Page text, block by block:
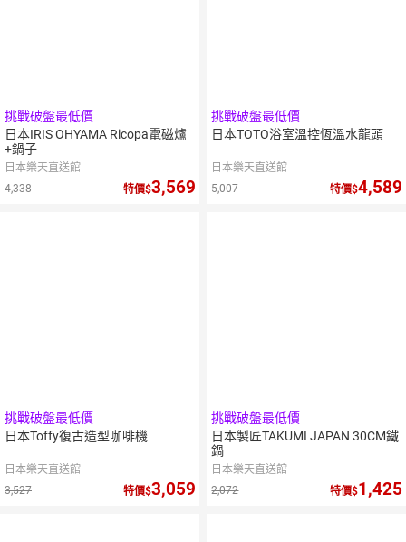
挑戰破盤最低價
日本IRIS OHYAMA Ricopa電磁爐
+鍋子
日本樂天直送館
4,338
特價 3,569
挑戰破盤最低價
日本TOTO浴室溫控恆溫水龍頭
日本樂天直送館
5,007
特價 4,589
挑戰破盤最低價
日本Toffy復古造型咖啡機
日本樂天直送館
3,527
特價 3,059
挑戰破盤最低價
日本製匠TAKUMI JAPAN 30CM鐵
鍋
日本樂天直送館
2,072
特價 1,425